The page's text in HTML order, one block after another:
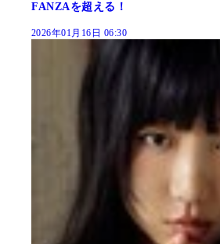
FANZAを超える！
2026年01月16日 06:30